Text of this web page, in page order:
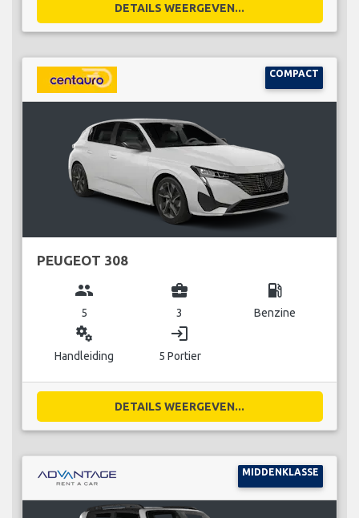
DETAILS WEERGEVEN...
COMPACT
PEUGEOT 308
group
5
business_center
3
local_gas_station
Benzine
miscellaneous_services
Handleiding
login
5 Portier
DETAILS WEERGEVEN...
MIDDENKLASSE